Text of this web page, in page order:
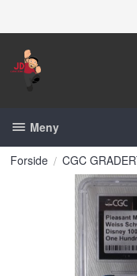
Meny
Forside CGC